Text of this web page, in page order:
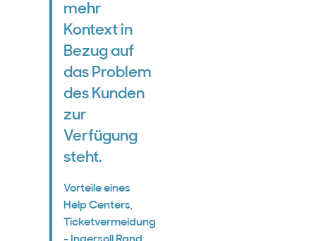
mehr
Kontext in
Bezug auf
das Problem
des Kunden
zur
Verfügung
steht.
Vorteile eines
Help Centers,
Ticketvermeidung